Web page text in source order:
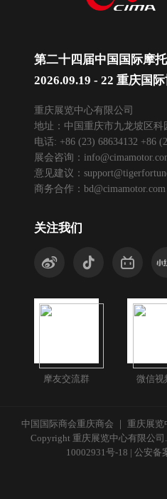
第二十四届中国国际摩
2026.09.19 - 22 重庆国
重庆展览中心有限公司
地址：中国重庆市九龙坡区科
电话: +86 (23) 68634132 +86
展会咨询：
意见建议：
商务合作： bd@cimamotor.com
关注我们
摩友交流群 微信视
中国国际商会重庆商会 ｜ 重庆展
Copyright 重庆展览中心有限公司
10002931号-18 | 公安备